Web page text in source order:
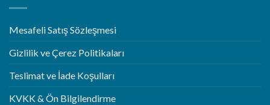
Mesafeli Satış Sözleşmesi
Gizlilik ve Çerez Politikaları
Teslimat ve İade Koşulları
KVKK & Ön Bilgilendirme